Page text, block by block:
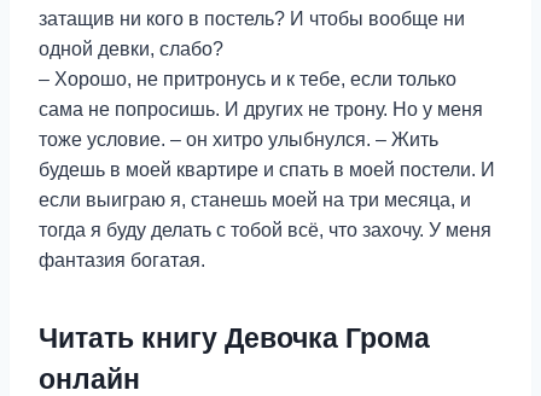
затащив ни кого в постель? И чтобы вообще ни
одной девки, слабо?
– Хорошо, не притронусь и к тебе, если только
сама не попросишь. И других не трону. Но у меня
тоже условие. – он хитро улыбнулся. – Жить
будешь в моей квартире и спать в моей постели. И
если выиграю я, станешь моей на три месяца, и
тогда я буду делать с тобой всё, что захочу. У меня
фантазия богатая.
Читать книгу Девочка Грома
онлайн